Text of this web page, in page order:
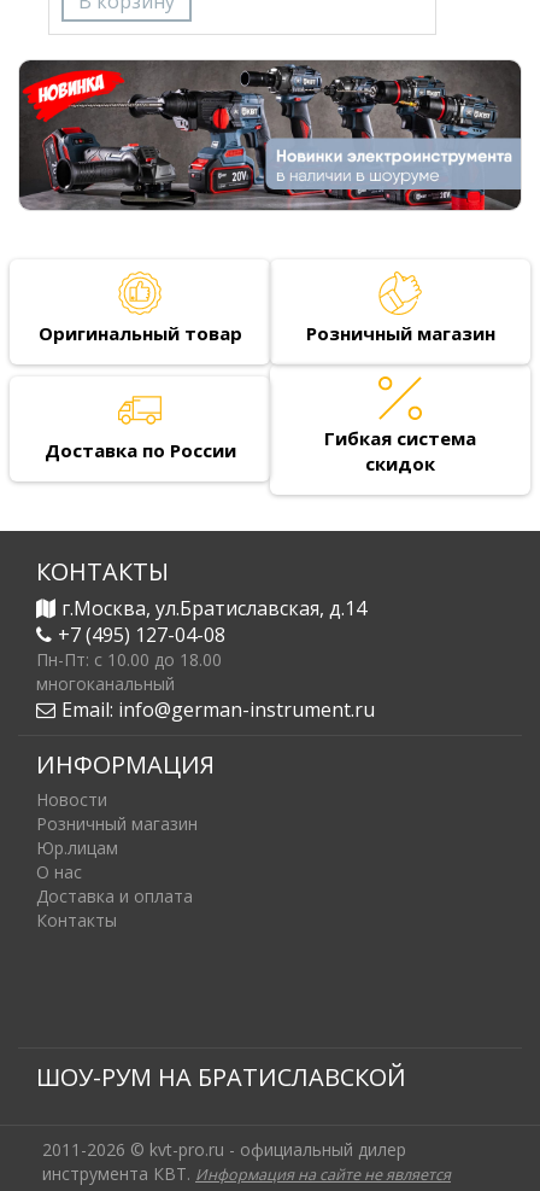
Оригинальный товар Розничный магазин
Доставка по России
Гибкая система
скидок
КОНТАКТЫ
г.Москва, ул.Братиславская, д.14
+7 (495) 127-04-08
Пн-Пт: c 10.00 до 18.00
многоканальный
Email: info@german-instrument.ru
ИНФОРМАЦИЯ
Новости
Розничный магазин
Юр.лицам
О нас
Доставка и оплата
Контакты
ШОУ-РУМ НА БРАТИСЛАВСКОЙ
2011-2026 © kvt-pro.ru - официальный дилер
инструмента КВТ. Информация на сайте не является